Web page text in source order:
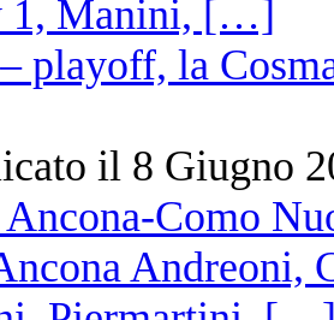
playoff, la
il 8 Giugno